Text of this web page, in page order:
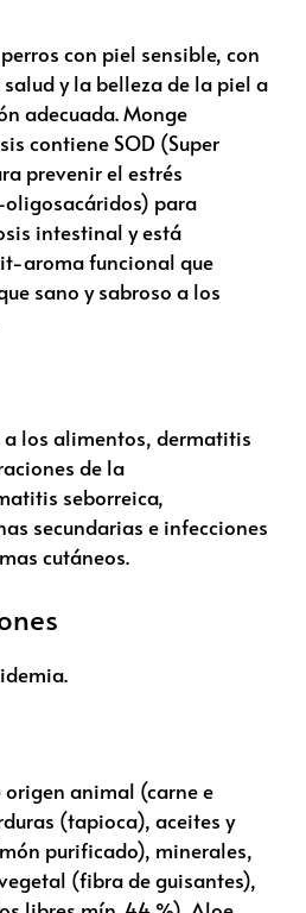
con piel sensible, con
y la belleza de la piel a
adecuada. Monge
contiene SOD (Super
prevenir el estrés
para
intestinal y está
aroma funcional que
sano y sabroso a los
a los alimentos, dermatitis
de la
seborreica,
secundarias e infecciones
cutáneos.
origen animal (carne e
(tapioca), aceites y
purificado), minerales,
(fibra de guisantes),